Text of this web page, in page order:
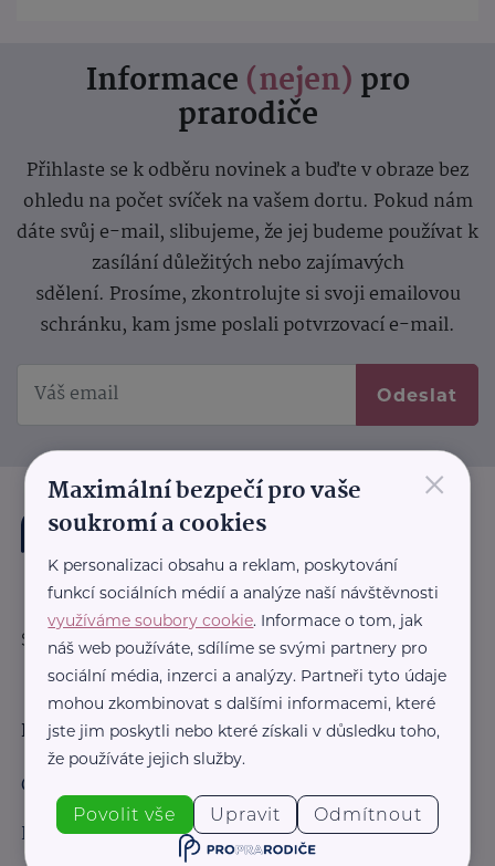
Informace (nejen) pro
prarodiče
Přihlaste se k odběru novinek a buďte v obraze bez
ohledu na počet svíček na vašem dortu. Pokud nám
dáte svůj e-mail, slibujeme, že jej budeme používat k
zasílání důležitých nebo zajímavých
sdělení. Prosíme, zkontrolujte si svoji emailovou
schránku, kam jsme poslali potvrzovací e-mail.
Odeslat
Sledujte nás:
Důležité odkazy
Obchodní podmínky
Informace pro obchodní partnery
×
Maximální bezpečí pro vaše
soukromí a cookies
K personalizaci obsahu a reklam, poskytování
funkcí sociálních médií a analýze naší návštěvnosti
využíváme soubory cookie. Informace o tom, jak
náš web používáte, sdílíme se svými partnery pro
sociální média, inzerci a analýzy. Partneři tyto údaje
mohou zkombinovat s dalšími informacemi, které
jste jim poskytli nebo které získali v důsledku toho,
že používáte jejich služby.
Povolit vše Upravit Odmítnout